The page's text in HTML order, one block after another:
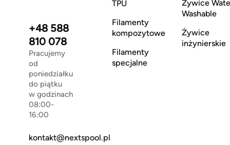
+48 588
810 078
Pracujemy
od
poniedziałku
do piątku
w godzinach
08:00-
16:00
kontakt@nextspool.pl
TPU
Filamenty
kompozytowe
Filamenty
specjalne
Żywice
Washable
Żywice
inżynierskie